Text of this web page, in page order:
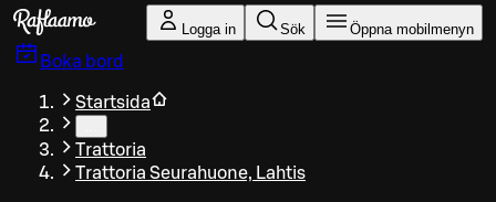
Gå till huvudinnehållet
Logga in Sök Öppna mobilmenyn
Boka bord
Startsida
Trattoria
Trattoria Seurahuone, Lahtis